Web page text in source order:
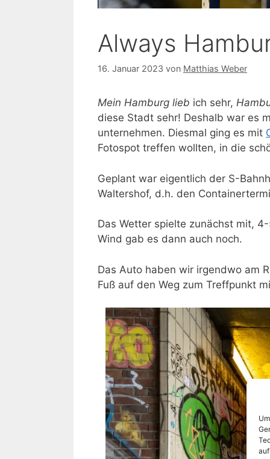
Always
16. Januar 2023 von Matthias Weber
Mein Hamburg lieb ich sehr,
diese Stadt sehr! Deshalb war es
unternehmen. Diesmal ging es mit
Fotospot treffen wollten, in die
Geplant war eigentlich der S-
Waltershof, d.h. den
Das Wetter spielte zunächst mit,
Wind gab es dann auch noch.
Das Auto haben wir irgendwo am
Fuß auf den Weg zum Treffpunkt